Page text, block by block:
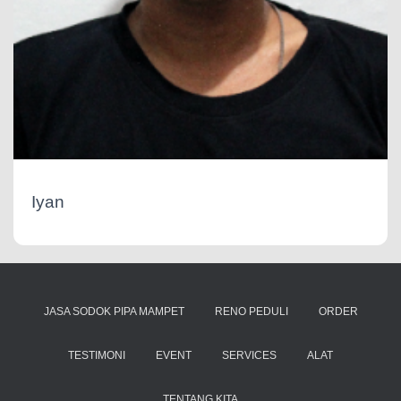
Iyan
JASA SODOK PIPA MAMPET RENO PEDULI ORDER
TESTIMONI EVENT SERVICES ALAT